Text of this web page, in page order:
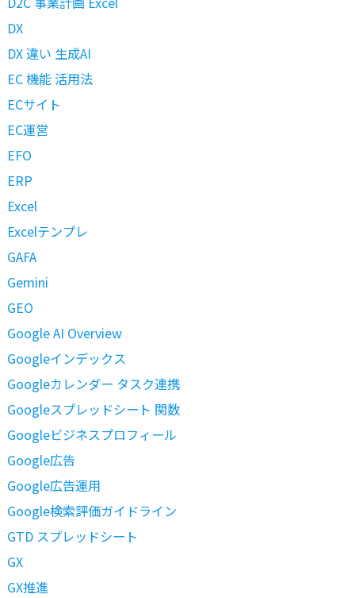
DX
DX 違い 生成AI
EC 機能 活用法
ECサイト
EC運営
EFO
ERP
Excel
Excelテンプレ
GAFA
Gemini
GEO
Google AI Overview
Googleインデックス
Googleカレンダー タスク連携
Googleスプレッドシート 関数
Googleビジネスプロフィール
Google広告
Google広告運用
Google検索評価ガイドライン
GTD スプレッドシート
GX
GX推進